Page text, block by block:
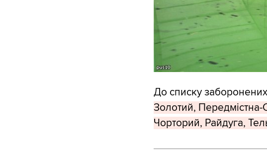
До списку
Золотий,
Чорторий, Райдуга,